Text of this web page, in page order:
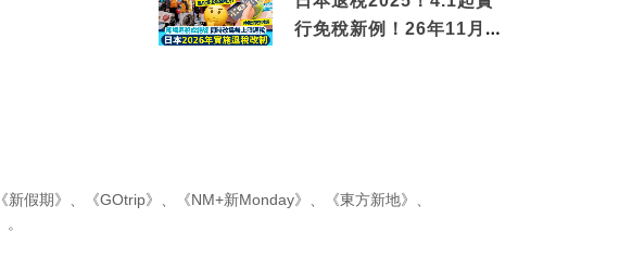
行免稅新例！26年11月
《新假期》 《GOtrip》 《NM+新Monday》 《東方新地》
。